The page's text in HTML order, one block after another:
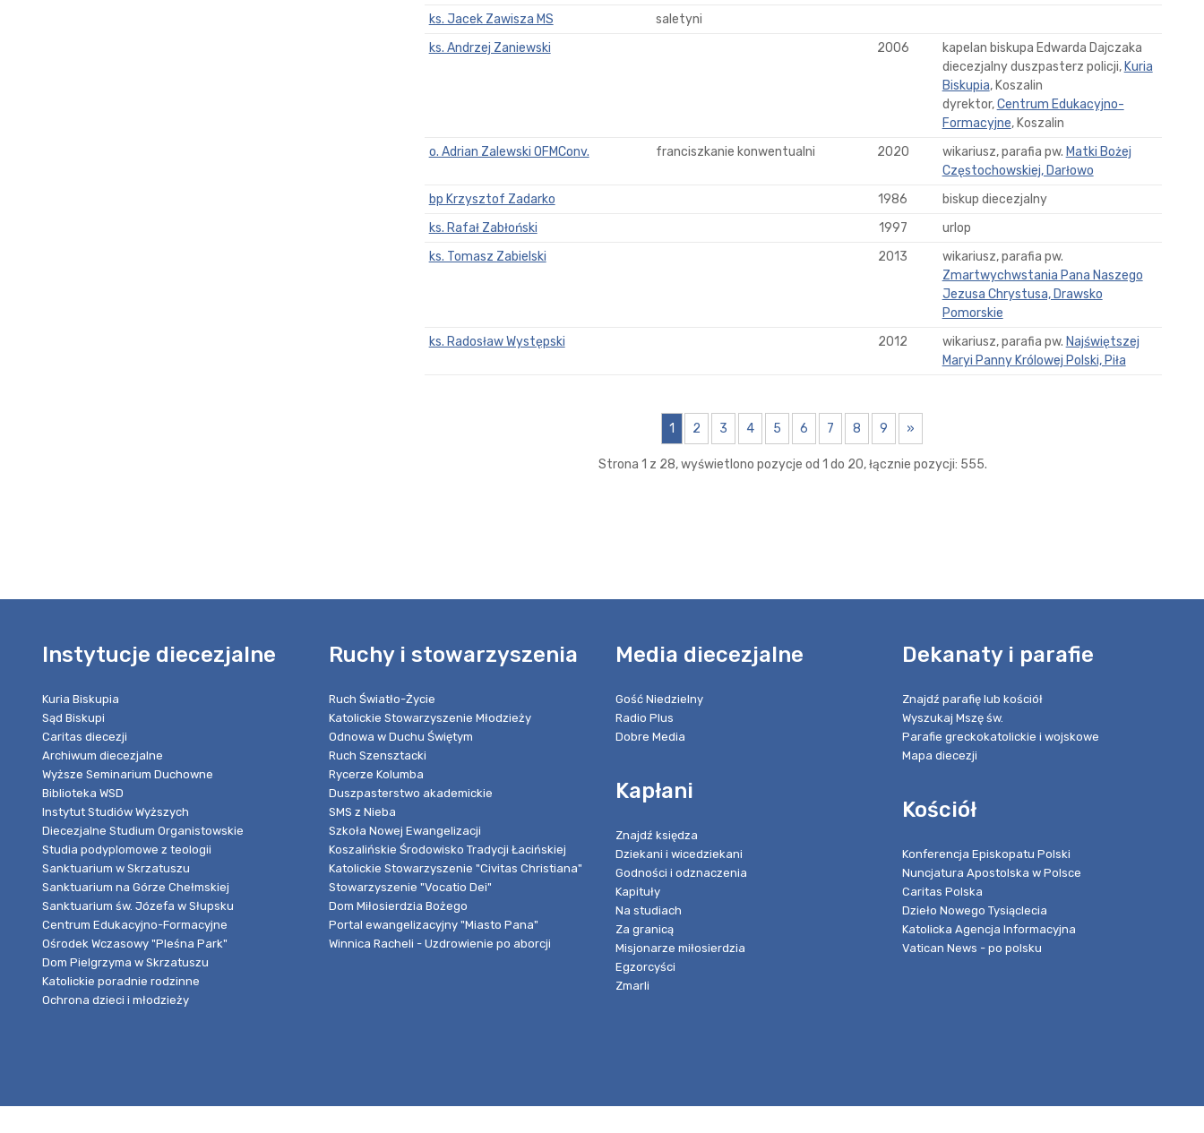
ks. Jacek Zawisza MS
saletyni
ks. Andrzej Zaniewski
2006
kapelan biskupa Edwarda Dajczaka
diecezjalny duszpasterz policji, Kuria
Biskupia, Koszalin
dyrektor,Centrum Edukacyjno-
Formacyjne, Koszalin
o. Adrian Zalewski OFMConv.
franciszkanie konwentualni 2020 wikariusz, parafia pw. Matki Bożej
Częstochowskiej, Darłowo
bp Krzysztof Zadarko
1986
biskup diecezjalny
ks. Rafał Zabłoński
1997
urlop
ks. Tomasz Zabielski
2013
wikariusz, parafia pw.
Zmartwychwstania Pana Naszego
Jezusa Chrystusa, Drawsko
Pomorskie
ks. Radosław Występski
2012 wikariusz, parafia pw. Najświętszej
Maryi Panny Królowej Polski, Piła
1 2 3 4 5 6 7 8 9 »
Strona 1 z 28, wyświetlono pozycje od 1 do 20, łącznie pozycji: 555.
Instytucje diecezjalne
Kuria Biskupia
Sąd Biskupi
Caritas diecezji
Archiwum diecezjalne
Wyższe Seminarium Duchowne
Biblioteka WSD
Instytut Studiów Wyższych
Diecezjalne Studium Organistowskie
Studia podyplomowe z teologii
Sanktuarium w Skrzatuszu
Sanktuarium na Górze Chełmskiej
Sanktuarium św. Józefa w Słupsku
Centrum Edukacyjno-Formacyjne
Ośrodek Wczasowy "Pleśna Park"
Dom Pielgrzyma w Skrzatuszu
Katolickie poradnie rodzinne
Ochrona dzieci i młodzieży
Ruchy i stowarzyszenia
Ruch Światło-Życie
Katolickie Stowarzyszenie Młodzieży
Odnowa w Duchu Świętym
Ruch Szensztacki
Rycerze Kolumba
Duszpasterstwo akademickie
SMS z Nieba
Szkoła Nowej Ewangelizacji
Koszalińskie Środowisko Tradycji Łacińskiej
Katolickie Stowarzyszenie "Civitas Christiana"
Stowarzyszenie "Vocatio Dei"
Dom Miłosierdzia Bożego
Portal ewangelizacyjny "Miasto Pana"
Winnica Racheli - Uzdrowienie po aborcji
Media diecezjalne
Gość Niedzielny
Radio Plus
Dobre Media
Kapłani
Znajdź księdza
Dziekani i wicedziekani
Godności i odznaczenia
Kapituły
Na studiach
Za granicą
Misjonarze miłosierdzia
Egzorcyści
Zmarli
Dekanaty i parafie
Znajdź parafię lub kościół
Wyszukaj Mszę św.
Parafie greckokatolickie i wojskowe
Mapa diecezji
Kościół
Konferencja Episkopatu Polski
Nuncjatura Apostolska w Polsce
Caritas Polska
Dzieło Nowego Tysiąclecia
Katolicka Agencja Informacyjna
Vatican News - po polsku